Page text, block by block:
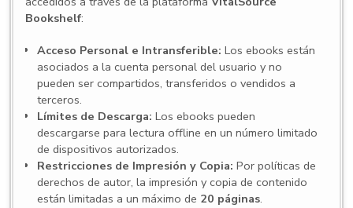
Bookshelf:
Acceso Personal e Intransferible: Los ebooks están
asociados a la cuenta personal del usuario y no
pueden ser compartidos, transferidos o vendidos a
terceros.
Límites de Descarga: Los ebooks pueden
descargarse para lectura offline en un número limitado
de dispositivos autorizados.
Restricciones de Impresión y Copia: Por políticas de
derechos de autor, la impresión y copia de contenido
están limitadas a un máximo de 20 páginas.